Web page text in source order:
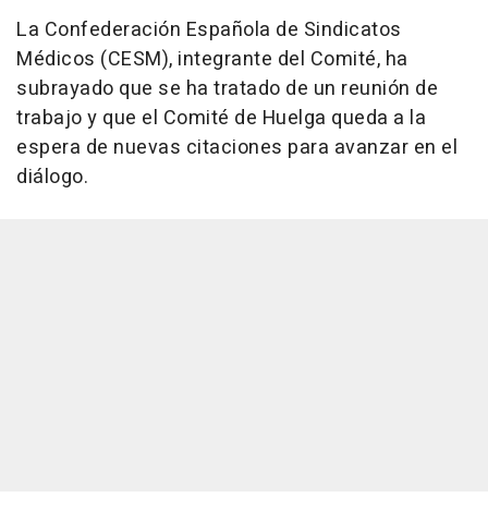
La Confederación Española de Sindicatos
Médicos (CESM), integrante del Comité, ha
subrayado que se ha tratado de un reunión de
trabajo y que el Comité de Huelga queda a la
espera de nuevas citaciones para avanzar en el
diálogo.